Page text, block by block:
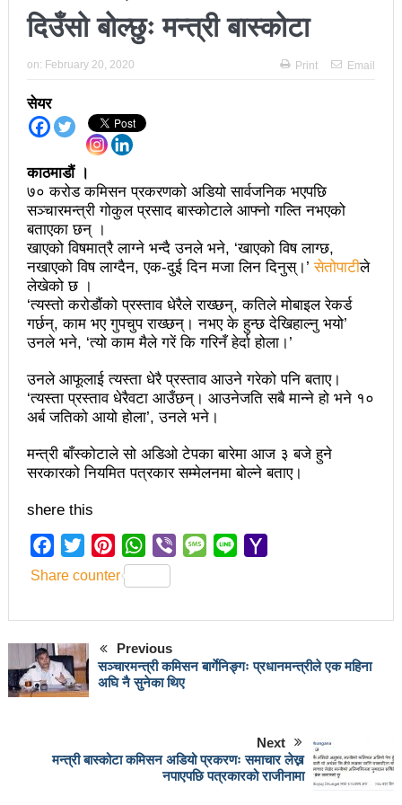
अझ सुदृढ बनाएको छः प्रचण्ड
छिटफुटबाहेक शान्तिपूर्ण रुपमा मतदान सम्पन्न
आज प्रतिनिधिसभा सदस्य निर्वाचनः देशैभर मतदान जारी
बैतडीमा जन्तिबस दुर्घटनाः १३ जनाको मृत्यु
कविता – अपजश
पुरस्कार वितरणबिनै काउन्सिलले सम्पन्न गर्‍यो वार्षिकोत्सव
हितेन्द्रदेव शाक्यलाई पद छाड्नुपर्ने नैतिक दबाबः समय बुझेर
बाटो खुलाउन मन्त्री घिसिङको म्यासेज
खतिवडाको नयाँ गीत जमाना आजकाल
सहनशीलताको ब्रेक
राममाया च्यामिनीसँग दशरथ चन्दको अनुरोध – प्रेमविनोद नन्दन
चलचित्र विकास बोर्डका नवनियुक्त सदस्य गणेश सुवेदीलाई
एनआरएनए बेलायतको अध्यक्षमा जिलिङका पुडासैनी
महानगर यातायातले थप्यो १२ वटा विद्युतीय बस
गणेश पण्डितको कवितासङ्ग्रह कालापानी लोकार्पण
फोहोरमैला व्यवस्थापन संघ नेपालको अध्यक्षमा नुवाकोटका घिमिरे
कविता – सुख भोग
समाचार हटाउने अदालतको आदेश र पत्रकार पक्राउ पुर्जीबारे
लोकतान्त्रिक सहिद सन्तति वृत्ति कोष स्थापनाः सहिदका
बालबालिकाको शिक्षामा खर्च हुने
दिउँसो बोल्छुः मन्त्री बास्कोटा
on: February 20, 2020 Print Email
सेयर
काठमाडौं ।
७० करोड कमिसन प्रकरणको अडियो सार्वजनिक भएपछि
सञ्चारमन्त्री गोकुल प्रसाद बास्कोटाले आफ्नो गल्ति नभएको
बताएका छन् ।
खाएको विषमात्रै लाग्ने भन्दै उनले भने, ‘खाएको विष लाग्छ,
नखाएको विष लाग्दैन, एक-दुई दिन मजा लिन दिनुस्।’सेतोपाटीले
लेखेको छ ।
‘त्यस्तो करोडौंको प्रस्ताव धेरैले राख्छन्, कतिले मोबाइल रेकर्ड
गर्छन्, काम भए गुपचुप राख्छन्। नभए के हुन्छ देखिहाल्नु भयो’
उनले भने, ‘त्यो काम मैले गरें कि गरिनँ हेर्दा होला।’
उनले आफूलाई त्यस्ता धेरै प्रस्ताव आउने गरेको पनि बताए।
‘त्यस्ता प्रस्ताव धेरैवटा आउँछन्। आउनेजति सबै मान्ने हो भने १०
अर्ब जतिको आयो होला’, उनले भने।
मन्त्री बाँस्कोटाले सो अडिओ टेपका बारेमा आज ३ बजे हुने
सरकारको नियमित पत्रकार सम्मेलनमा बोल्ने बताए।
shere this
Facebook
TwitterPinterestWhatsApp
Viber Message
Line
Share counter
Previous
सञ्चारमन्त्री कमिसन बार्गेनिङ्गः प्रधानमन्त्रीले एक महिना
अघि नै सुनेका थिए
Next
मन्त्री बास्कोटा कमिसन अडियो प्रकरणः समाचार लेख्न
नपाएपछि पत्रकारको राजीनामा